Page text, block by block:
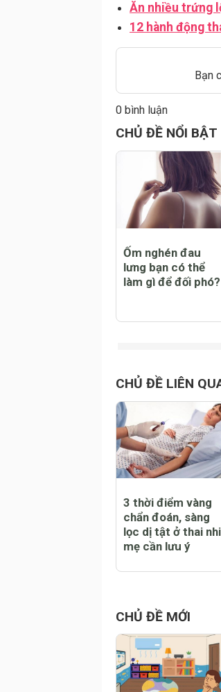
Ăn nhiều trứng
12 hành động
Bạn
0 bình luận
làm gì để đối phó?
3 thời điểm vàng
chẩn đoán, sàng
lọc dị tật ở thai nhi
mẹ cần lưu ý